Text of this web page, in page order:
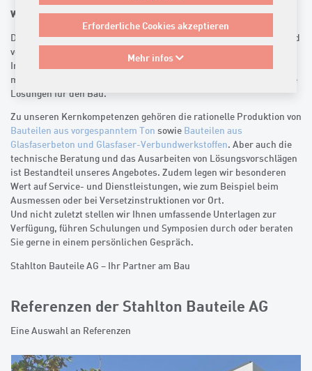
Erforderliche Cookies akzeptieren
Mehr infos
Wir über uns
Die Stahlton Bauteile AG mit Sitz in Frick entwickelt, produziert und
vertreibt innovative, multifunktionale Produkte für das Bauwesen.
In unserer eigenen Entwicklungsabteilung und in Zusammenarbeit
mit Hochschulen entstehen immer wieder neue, bedürfnisgerechte
Lösungen für den Bau.
Zu unseren Kernkompetenzen gehören die rationelle Produktion von
Bauteilen aus vorgespanntem Ton sowie Bauteilen aus
Glasfaserbeton und Glasfaser-Verbundwerkstoffen. Aber auch die
technische Beratung und das Ausarbeiten von Lösungsvorschlägen
ist Bestandteil unseres Angebotes. Zudem legen wir besonderen
Wert auf Service- und Dienstleistungen, wie zum Beispiel beim
Ausmessen oder bei Versetzinstruktionen vor Ort.
Und nicht zuletzt stellen wir Ihnen umfassende Unterlagen zur
Verfügung, führen Schulungen und Symposien durch oder beraten
Sie gerne in einem persönlichen Gespräch.
Stahlton Bauteile AG – Ihr Partner am Bau
Referenzen der Stahlton Bauteile AG
Eine Auswahl an Referenzen